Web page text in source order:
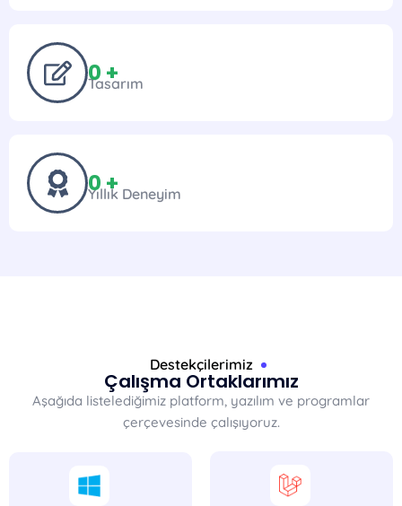
Tasarım
0 +
Yıllık Deneyim
0 +
Destekçilerimiz
Çalışma Ortaklarımız
Aşağıda listelediğimiz platform, yazılım ve programlar
çerçevesinde çalışıyoruz.